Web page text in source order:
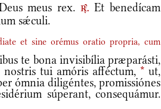
meus rex.r. Et benedícam
sǽculi.
et sine orémus oratio propria, cum
te bona invisibília præparásti,
tui amóris afféctum, * ut,
ómnia diligéntes, promissiónes
súperant, consequámur.